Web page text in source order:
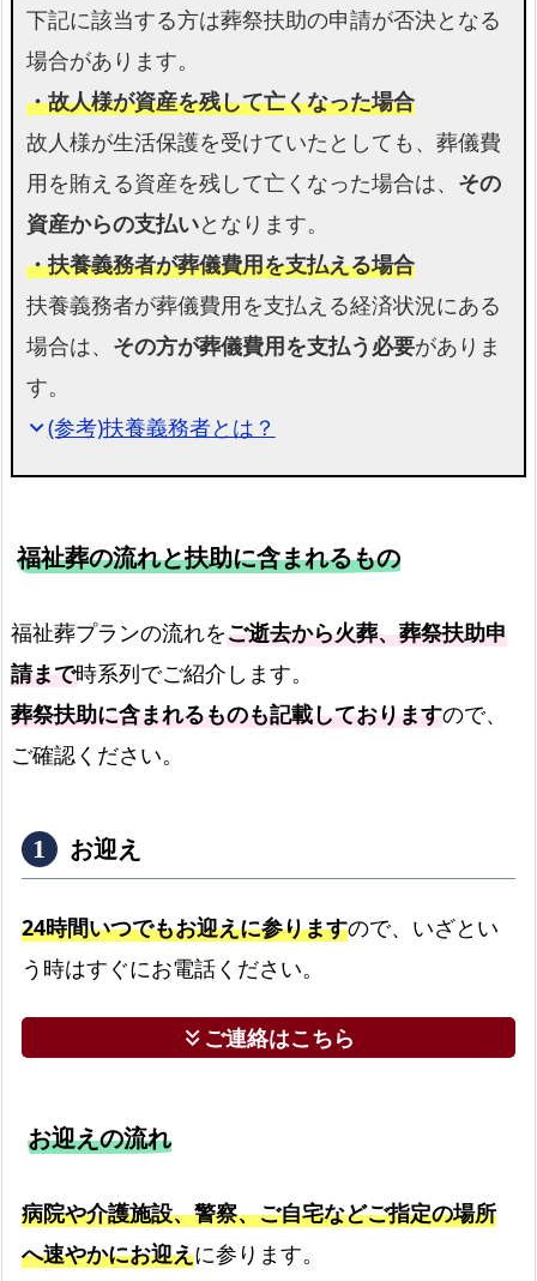
そ
の
プ
ラ
《有
田
町》
対
区
ご
葬
の
祉
有
田
全
域
て
い
下記に該当する方は葬祭扶助の申請が否決となる
場合があります。
・故人様が資産を残して亡くなった場合
故人様が生活保護を受けていたとしても、葬儀費
用を賄える資産を残して亡くなった場合は、 その
資産からの支払いとなります。
・扶養義務者が葬儀費用を支払える場合
扶養義務者が葬儀費用を支払える経済状況にある
場合は、 その方が葬儀費用を支払う必要がありま
す。
expand_more(参考)扶養義務者とは？
福祉葬の流れと扶助に含まれるもの
福祉葬プランの流れをご逝去から火葬、葬祭扶助申
請まで時系列でご紹介します。
葬祭扶助に含まれるものも記載しておりますので、
ご確認ください。
お迎え
24時間いつでもお迎えに参りますので、いざとい
う時はすぐにお電話ください。
keyboard_double_arrow_downご連絡はこちら
お迎えの流れ
病院や介護施設、警察、ご自宅などご指定の場所
へ速やかにお迎えに参ります。